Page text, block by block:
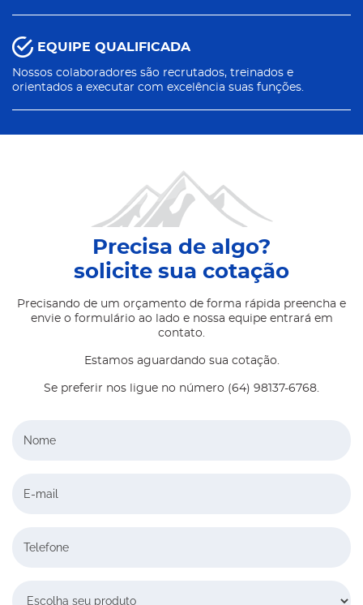
EQUIPE QUALIFICADA
Nossos colaboradores são recrutados, treinados e
orientados a executar com excelência suas funções.
Precisa de algo?
solicite sua cotação
Precisando de um orçamento de forma rápida preencha e
envie o formulário ao lado e nossa equipe entrará em
contato.
Estamos aguardando sua cotação.
Se preferir nos ligue no número (64) 98137-6768.